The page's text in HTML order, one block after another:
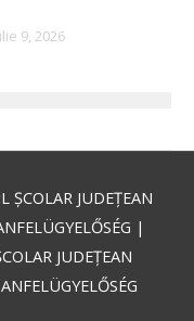
9, 2026
ȘCOLAR JUDEȚEAN
|
JUDEȚEAN